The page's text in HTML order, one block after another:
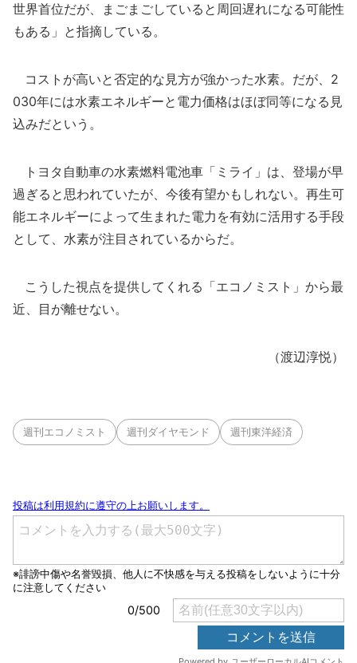
世界首位だが、まごまごしていると周回遅れになる可能性
もある」と指摘している。
コストが高いと否定的な見方が強かった水素。だが、2
030年には水素エネルギーと電力価格はほぼ同等になる見
込みだという。
トヨタ自動車の水素燃料電池車「ミライ」は、登場が早
過ぎると思われていたが、今後有望かもしれない。再生可
能エネルギーによって生まれた電力を有効に活用する手段
として、水素が注目されているからだ。
こうした視点を提供してくれる「エコノミスト」から最
近、目が離せない。
（渡辺淳悦）
週刊エコノミスト 週刊ダイヤモンド 週刊東洋経済